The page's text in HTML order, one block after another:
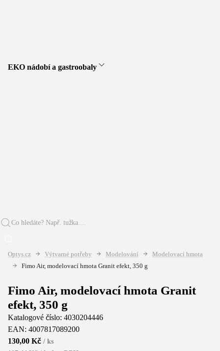
EKO nádobí a gastroobaly
Optys.cz Výtvarné potřeby Modelování
Modelovací hmota
Fimo Air, modelovací hmota Granit efekt, 350 g
Fimo Air, modelovací hmota Granit
efekt, 350 g
Katalogové číslo: 4030204446
EAN: 4007817089200
130,00 Kč / ks